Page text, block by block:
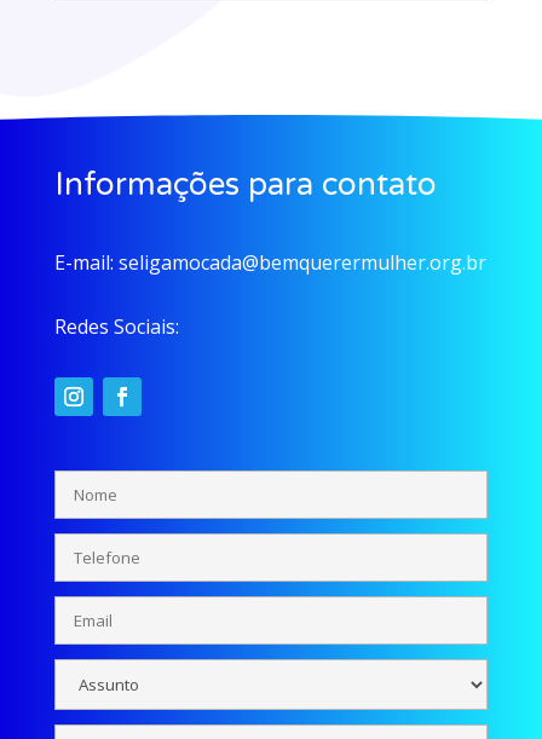
Informações para contato
E-mail: seligamocada@bemquerermulher.org.br
Redes Sociais: